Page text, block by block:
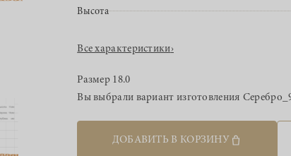
Высота
Все характеристики›
Размер 18.0
Вы выбрали вариант изготовления
ДОБАВИТЬ В КОРЗИНУ